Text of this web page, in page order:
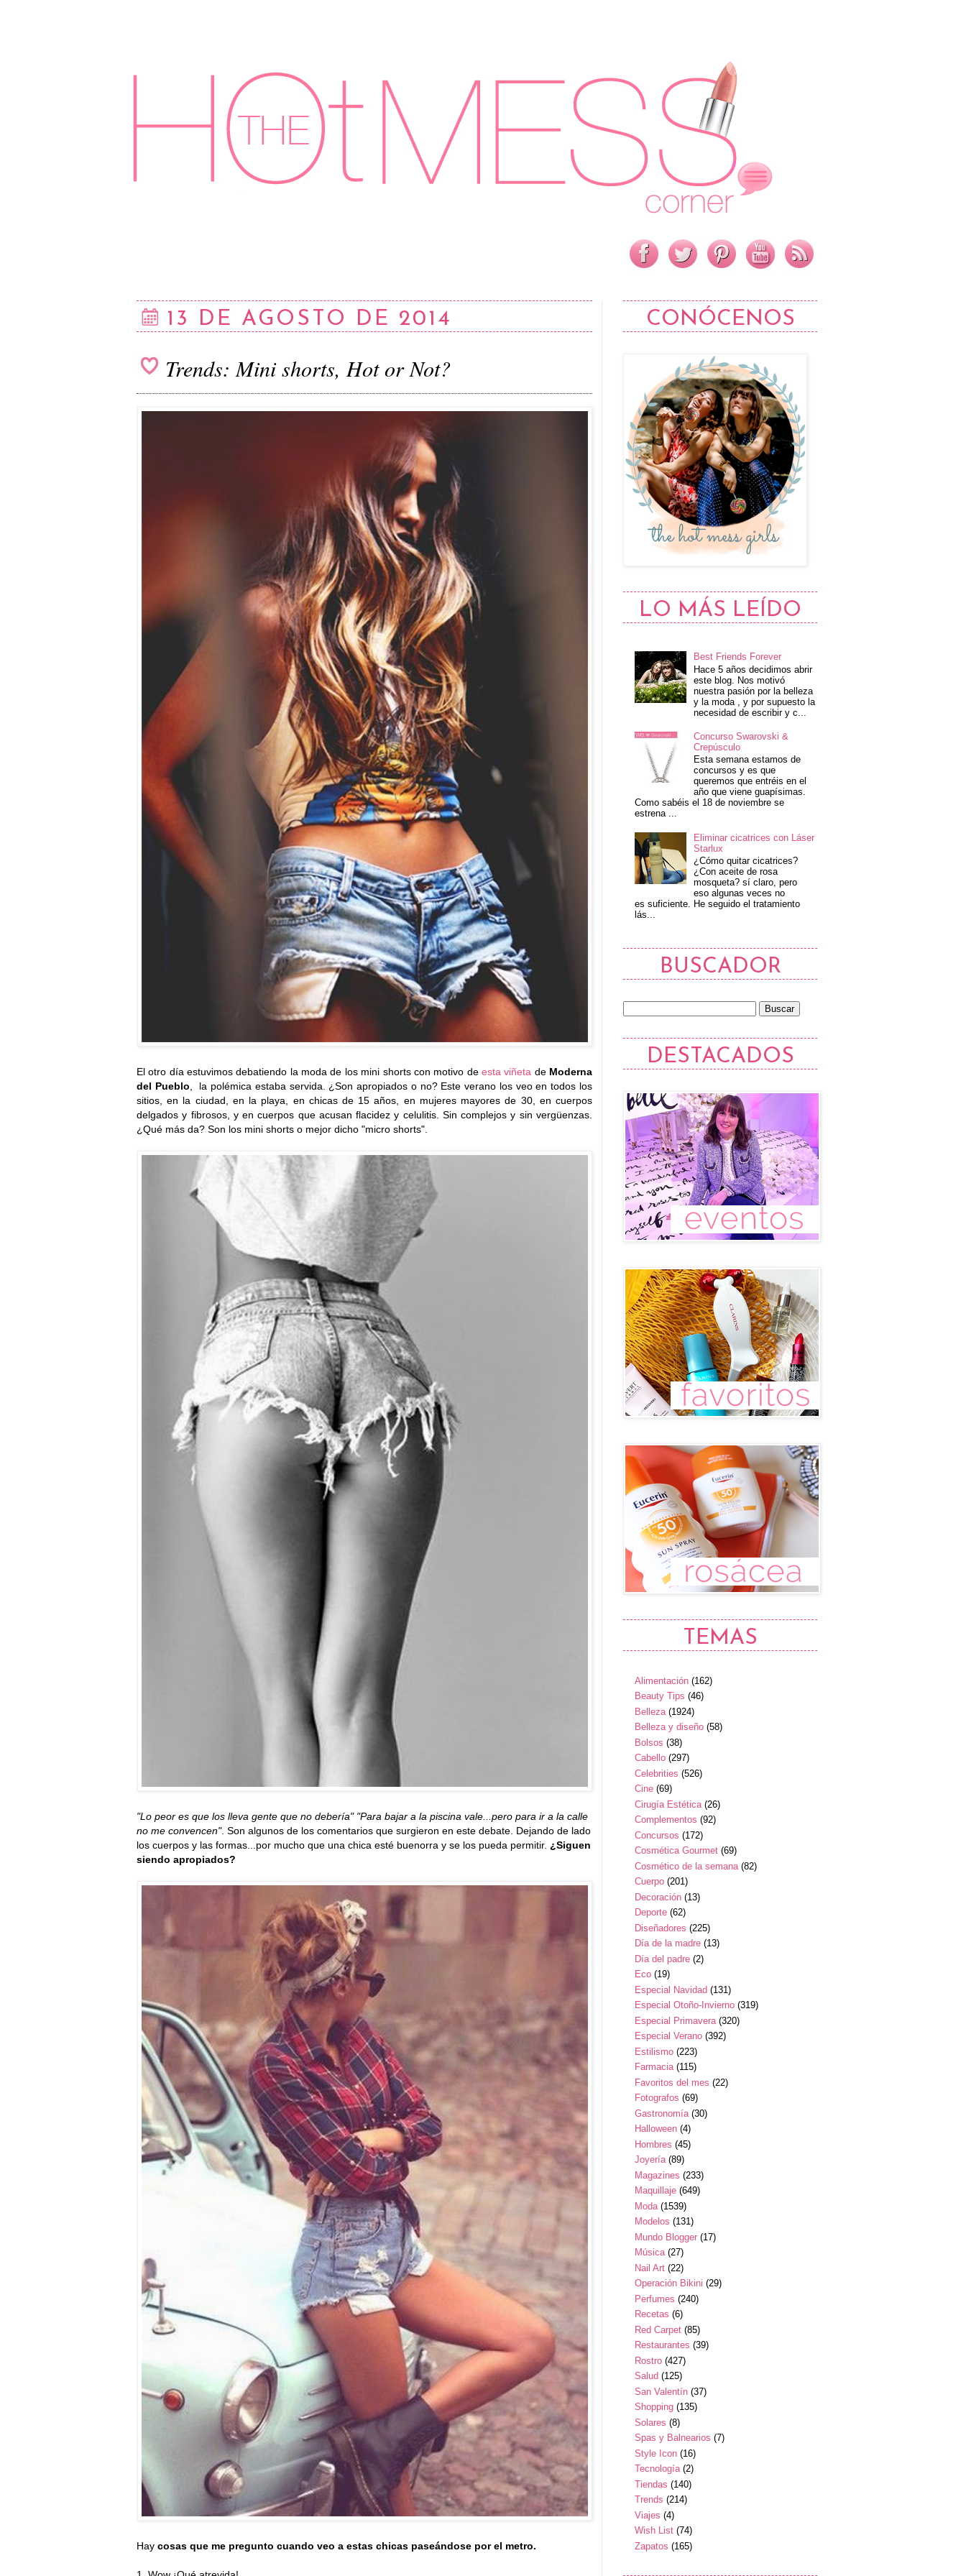
13 DE AGOSTO DE 2014
Trends: Mini shorts, Hot or Not?
El otro día estuvimos debatiendo la moda de los mini shorts con motivo de esta viñeta de Moderna
del Pueblo , la polémica estaba servida. ¿Son apropiados o no? Este verano los veo en todos los
sitios, en la ciudad, en la playa, en chicas de 15 años, en mujeres mayores de 30, en cuerpos
delgados y fibrosos, y en cuerpos que acusan flacidez y celulitis. Sin complejos y sin vergüenzas.
¿Qué más da? Son los mini shorts o mejor dicho "micro shorts".
"Lo peor es que los lleva gente que no debería" "Para bajar a la piscina vale...pero para ir a la calle
no me convencen". Son algunos de los comentarios que surgieron en este debate. Dejando de lado
los cuerpos y las formas...por mucho que una chica esté buenorra y se los pueda permitir. ¿Siguen
siendo apropiados?
Hay cosas que me pregunto cuando veo a estas chicas paseándose por el metro.
CONÓCENOS
LO MÁS LEÍDO
Best Friends Forever
Hace 5 años decidimos abrir
este blog. Nos motivó
nuestra pasión por la belleza
y la moda , y por supuesto la
necesidad de escribir y c...
Concurso Swarovski &
Crepúsculo
Esta semana estamos de
concursos y es que
queremos que entréis en el
año que viene guapísimas.
Como sabéis el 18 de noviembre se
estrena ...
Eliminar cicatrices con Láser
Starlux
¿Cómo quitar cicatrices?
¿Con aceite de rosa
mosqueta? sí claro, pero
eso algunas veces no
es suficiente. He seguido el tratamiento
lás...
BUSCADOR
DESTACADOS
TEMAS
Alimentación (162)
Beauty Tips (46)
Belleza (1924)
Belleza y diseño (58)
Bolsos (38)
Cabello (297)
Celebrities (526)
Cine (69)
Cirugía Estética (26)
Complementos (92)
Concursos (172)
Cosmética Gourmet (69)
Cosmético de la semana (82)
Cuerpo (201)
Decoración (13)
Deporte (62)
Diseñadores (225)
Día de la madre (13)
Día del padre (2)
Eco (19)
Especial Navidad (131)
Especial Otoño-Invierno (319)
Especial Primavera (320)
Especial Verano (392)
Estilismo (223)
Farmacia (115)
Favoritos del mes (22)
Fotografos (69)
Gastronomía (30)
Halloween (4)
Hombres (45)
Joyería (89)
Magazines (233)
Maquillaje (649)
Moda (1539)
Modelos (131)
Mundo Blogger (17)
Música (27)
Nail Art (22)
Operación Bikini (29)
Perfumes (240)
Recetas (6)
Red Carpet (85)
Restaurantes (39)
Rostro (427)
Salud (125)
San Valentín (37)
Shopping (135)
Solares (8)
Spas y Balnearios (7)
Style Icon (16)
Tecnología (2)
Tiendas (140)
Trends (214)
Viajes (4)
Wish List (74)
Zapatos (165)